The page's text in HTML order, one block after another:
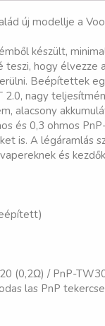
új modellje a
készült,
hogy élvezze
Beépítettek
nagy
alacsony
és 0,3 ohmos
is. A légáramlás
és
(0,2Ω) / PnP-
las PnP